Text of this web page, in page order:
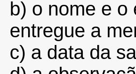
b) o nome e o
entregue a
c) a data da